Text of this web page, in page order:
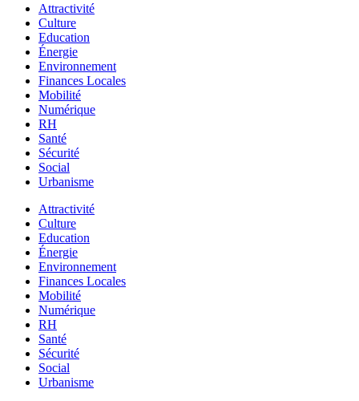
Attractivité
Culture
Education
Énergie
Environnement
Finances Locales
Mobilité
Numérique
RH
Santé
Sécurité
Social
Urbanisme
Attractivité
Culture
Education
Énergie
Environnement
Finances Locales
Mobilité
Numérique
RH
Santé
Sécurité
Social
Urbanisme